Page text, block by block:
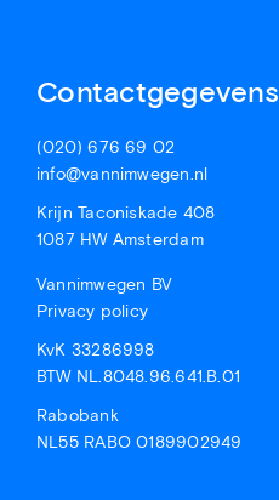
Contactgegevens
(020) 676 69 02
info@vannimwegen.nl
Krijn Taconiskade 408
1087 HW Amsterdam
Vannimwegen BV
Privacy policy
KvK 33286998
BTW NL.8048.96.641.B.01
Rabobank
NL55 RABO 0189902949